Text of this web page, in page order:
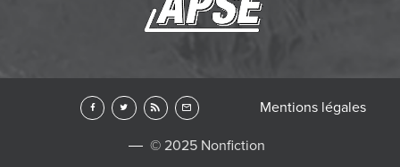
© 2025 Nonfiction
Mentions légales